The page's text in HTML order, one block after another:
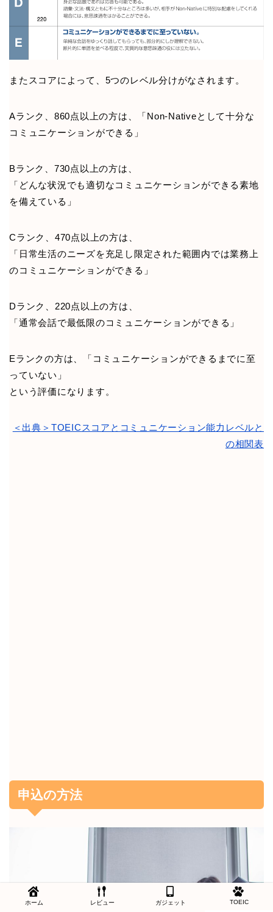
またスコアによって、5つのレベル分けがなされます。
Aランク、860点以上の方は、「Non-Nativeとして十分な
コミュニケーションができる」
Bランク、730点以上の方は、
「どんな状況でも適切なコミュニケーションができる素地
を備えている」
Cランク、470点以上の方は、
「日常生活のニーズを充足し限定された範囲内では業務上
のコミュニケーションができる」
Dランク、220点以上の方は、
「通常会話で最低限のコミュニケーションができる」
Eランクの方は、「コミュニケーションができるまでに至
っていない」
という評価になります。
＜出典＞TOEICスコアとコミュニケーション能力レベルと
の相関表
申込の方法
ホーム レビュー ガジェット TOEIC